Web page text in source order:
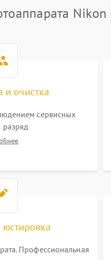
Nikon
и очистка
сервисных
разряд
вспышки для
Профессиональная